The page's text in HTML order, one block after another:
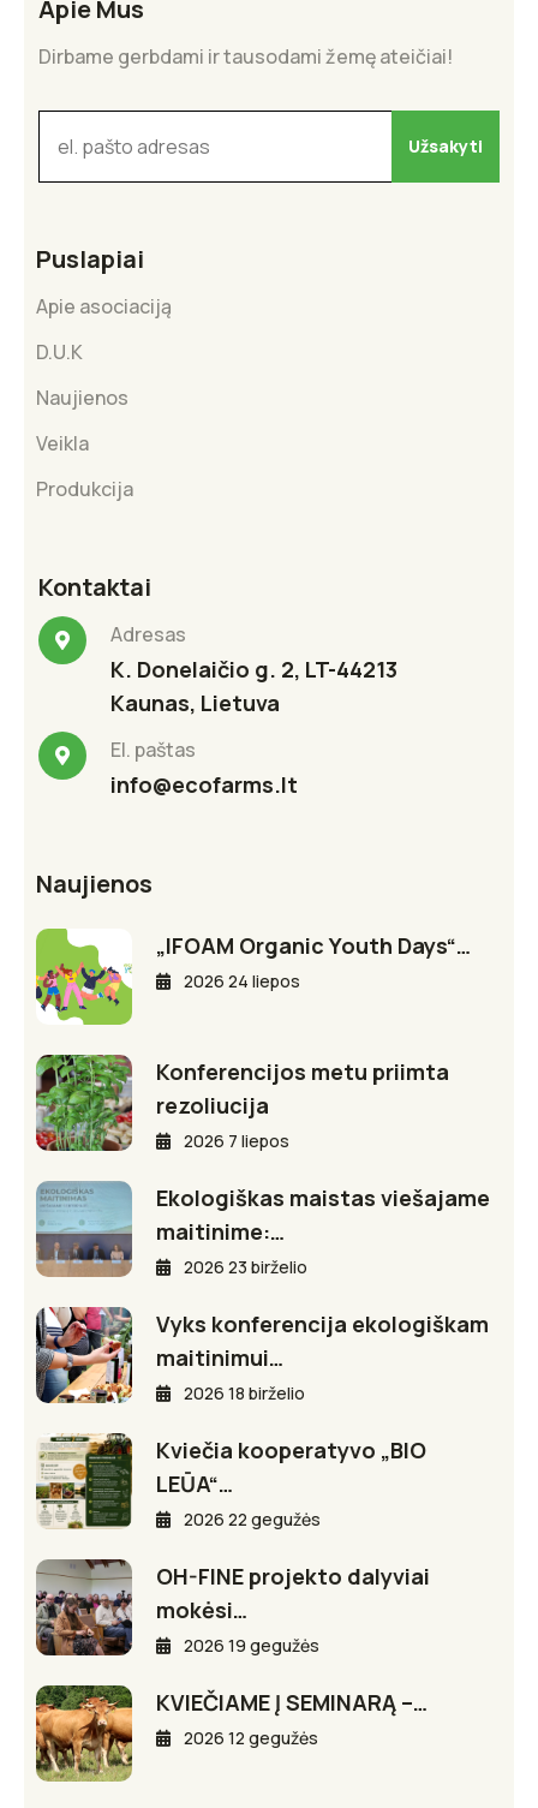
Apie Mus
Dirbame gerbdami ir tausodami žemę ateičiai!
Puslapiai
Apie asociaciją
D.U.K
Naujienos
Veikla
Produkcija
Kontaktai
Adresas
K. Donelaičio g. 2, LT-44213
Kaunas, Lietuva
El. paštas
info@ecofarms.lt
Naujienos
„IFOAM Organic Youth Days“…
2026 24 liepos
Konferencijos metu priimta
rezoliucija
2026 7 liepos
Ekologiškas maistas viešajame
maitinime:…
2026 23 birželio
Vyks konferencija ekologiškam
maitinimui…
2026 18 birželio
Kviečia kooperatyvo „BIO
LEŪA“…
2026 22 gegužės
OH-FINE projekto dalyviai
mokėsi…
2026 19 gegužės
KVIEČIAME Į SEMINARĄ –…
2026 12 gegužės